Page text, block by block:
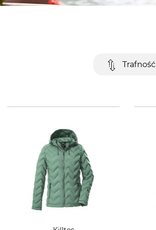
Trafność